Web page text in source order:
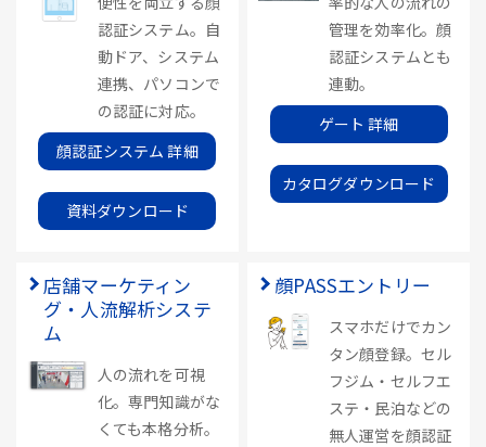
認証システム。自
動ドア、システム
連携、パソコンで
の認証に対応。
顔認証システム 詳細
資料ダウンロード
管理を効率化。顔
認証システムとも
連動。
ゲート 詳細
カタログダウンロード
店舗マーケティン
グ・人流解析システ
ム
人の流れを可視
化。専門知識がな
くても本格分析。
顔PASSエントリー
スマホだけでカン
タン顔登録。セル
フジム・セルフエ
ステ・民泊などの
無人運営を顔認証